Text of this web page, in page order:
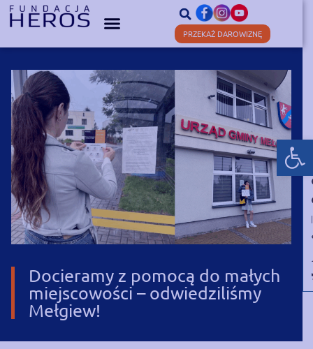
PRZEKAŻ DAROWIZNĘ
Docieramy z pomocą do małych
miejscowości – odwiedziliśmy
Mełgiew!